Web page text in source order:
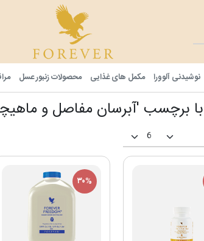
نوشیدنی آلوورا مکمل های غذایی محصولات زنبور عسل
با برچسب 'آبرسان مفاصل و
۳۰%